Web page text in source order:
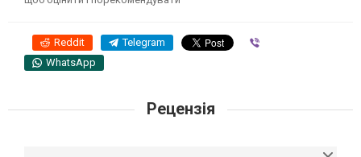
Reddit Telegram
WhatsApp
Рецензія